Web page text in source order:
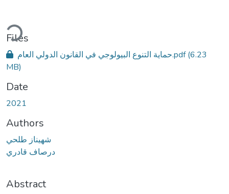
Files
حماية التنوع البيولوجي في القانون الدولي العام.pdf(6.23
MB)
Date
2021
Authors
شهيناز طلحي
درصاف قادري
Abstract